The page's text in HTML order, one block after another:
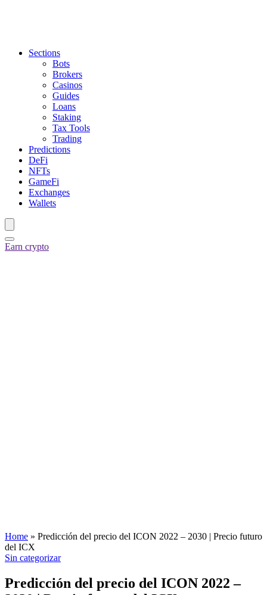
Sections
Bots
Brokers
Casinos
Guides
Loans
Staking
Tax Tools
Trading
Predictions
DeFi
NFTs
GameFi
Exchanges
Wallets
Earn crypto
Home » Predicción del precio del ICON 2022 – 2030 | Precio futuro
del ICX
Sin categorizar
Predicción del precio del ICON 2022 –